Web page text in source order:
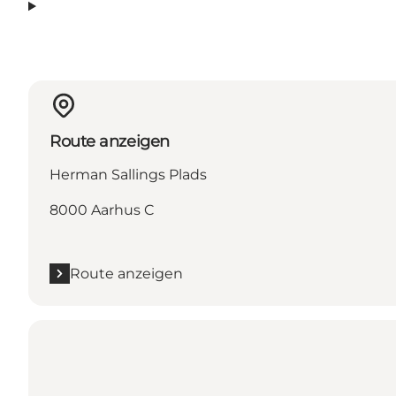
Route anzeigen
Herman Sallings Plads
8000 Aarhus C
Route anzeigen